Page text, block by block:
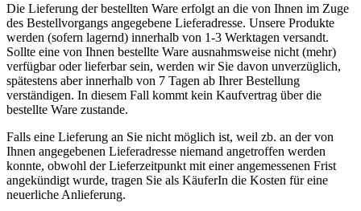
Die Lieferung der bestellten Ware erfolgt an die von Ihnen im Zuge
des Bestellvorgangs angegebene Lieferadresse. Unsere Produkte
werden (sofern lagernd) innerhalb von 1-3 Werktagen versandt.
Sollte eine von Ihnen bestellte Ware ausnahmsweise nicht (mehr)
verfügbar oder lieferbar sein, werden wir Sie davon unverzüglich,
spätestens aber innerhalb von 7 Tagen ab Ihrer Bestellung
verständigen. In diesem Fall kommt kein Kaufvertrag über die
bestellte Ware zustande.
Falls eine Lieferung an Sie nicht möglich ist, weil zb. an der von
Ihnen angegebenen Lieferadresse niemand angetroffen werden
konnte, obwohl der Lieferzeitpunkt mit einer angemessenen Frist
angekündigt wurde, tragen Sie als KäuferIn die Kosten für eine
neuerliche Anlieferung.